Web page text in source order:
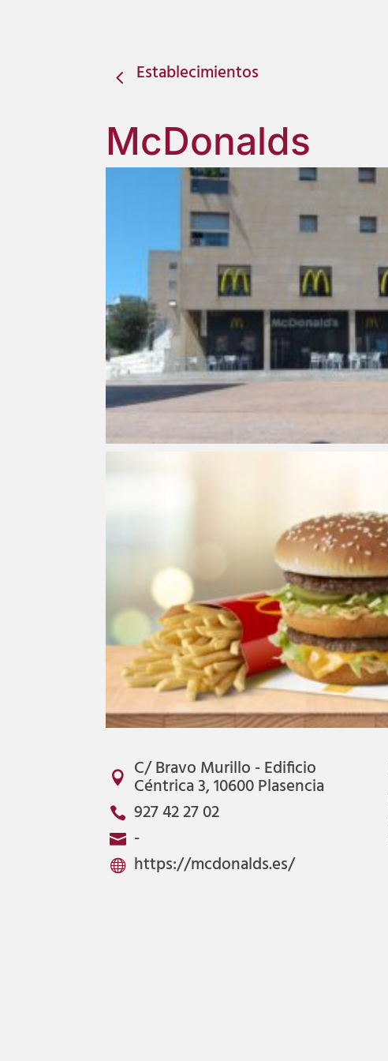
4 Establecimientos
McDonalds
 C/ Bravo Murillo - Edificio
Céntrica 3, 10600 Plasencia
 927 42 27 02
 -
 https://mcdonalds.es/